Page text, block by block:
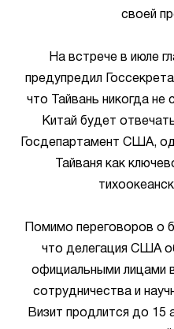
своей
На встрече в июле
предупредил
что Тайвань никогда не
Китай будет
Госдепартамент США,
Тайваня как
Помимо переговоров о
что делегация США
официальными лицами
сотрудничества и
Визит продлится до 15